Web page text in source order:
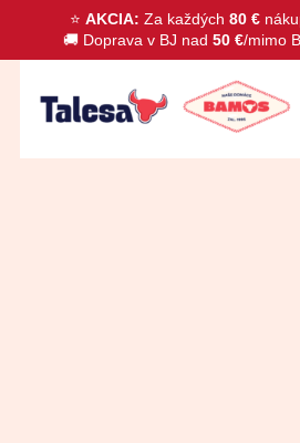
⭐ AKCIA: Za každých 80 €
🚚 Doprava v BJ nad 50 €/mimo
Preskočiť
Pikantné
párky